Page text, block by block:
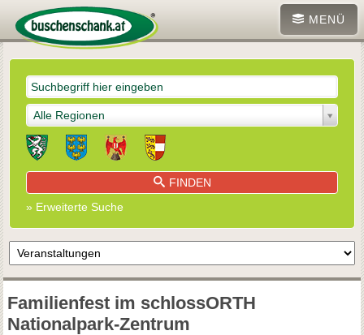
MENÜ
Alle Regionen
FINDEN
» Erweiterte Suche
Familienfest im schlossORTH
Nationalpark-Zentrum